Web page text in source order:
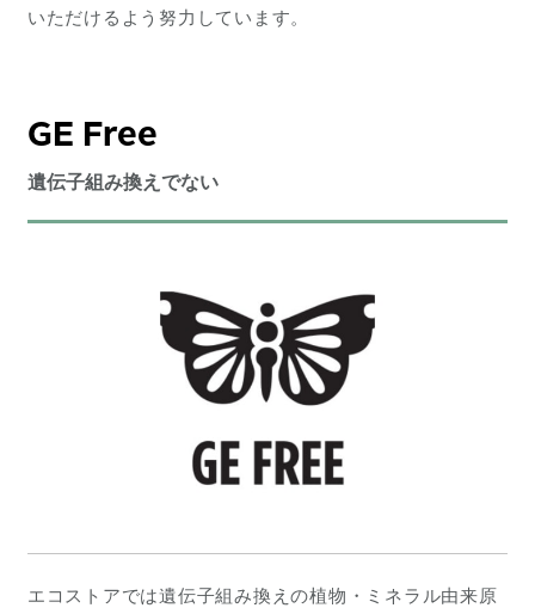
いただけるよう努力しています。
GE Free
遺伝子組み換えでない
エコストアでは遺伝子組み換えの植物・ミネラル由来原